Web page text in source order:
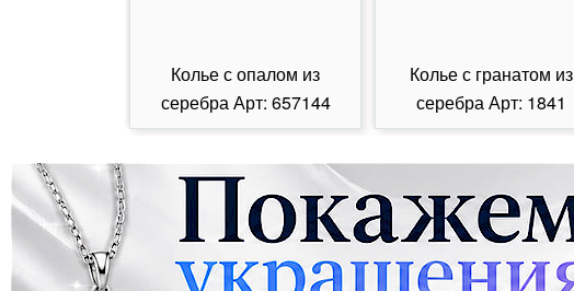
Колье с опалом из
серебра Арт: 657144
Колье с гранатом из
серебра Арт: 1841